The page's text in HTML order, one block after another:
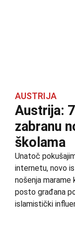
AUSTRIJA
Austrija:
zabranu
školama
Unatoč
internetu, novo
nošenja marame
posto građana
islamistički